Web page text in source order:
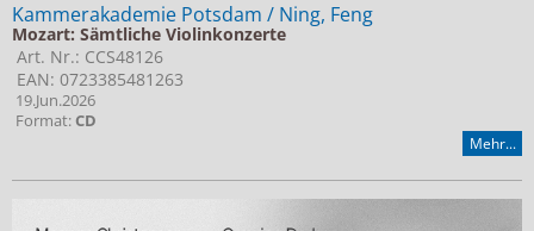
Kammerakademie Potsdam / Ning, Feng
Mozart: Sämtliche Violinkonzerte
Art. Nr.: CCS48126
EAN: 0723385481263
19.Jun.2026
Format:CD
Mehr...